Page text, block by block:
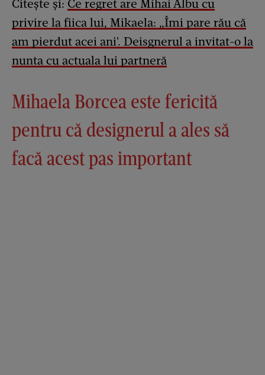
Citește și: Ce regret are Mihai Albu cu
privire la fiica lui, Mikaela: „Îmi pare rău că
am pierdut acei ani'. Deisgnerul a invitat-o la
nunta cu actuala lui partneră
Mihaela Borcea este fericită
pentru că designerul a ales să
facă acest pas important